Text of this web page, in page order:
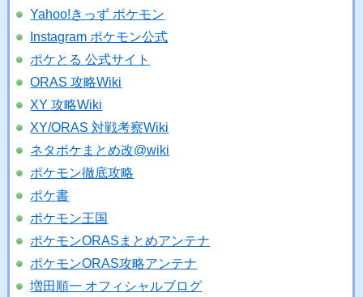
Yahoo!きっず ポケモン
Instagram ポケモン公式
ポケとる 公式サイト
ORAS 攻略Wiki
XY 攻略Wiki
XY/ORAS 対戦考察Wiki
ネタポケまとめ改@wiki
ポケモン徹底攻略
ポケ書
ポケモン王国
ポケモンORASまとめアンテナ
ポケモンORAS攻略アンテナ
増田順一 オフィシャルブログ